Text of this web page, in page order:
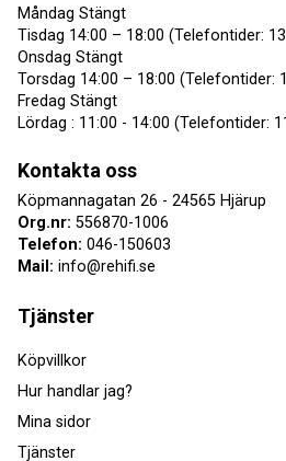
Måndag Stängt
Tisdag 14:00 – 18:00 (Telefontider:
Onsdag Stängt
Torsdag 14:00 – 18:00 (Telefontider:
Fredag Stängt
Lördag : 11:00 - 14:00 (Telefontider:
Kontakta oss
Köpmannagatan 26 - 24565 Hjärup
Org.nr: 556870-1006
Telefon: 046-150603
Mail: info@rehifi.se
Tjänster
Köpvillkor
Hur handlar jag?
Mina sidor
Tjänster